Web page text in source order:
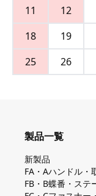
11
12
18
19
25
26
製品一覧
新製品
FA・Aハンドル・
FB・B蝶番・ステ